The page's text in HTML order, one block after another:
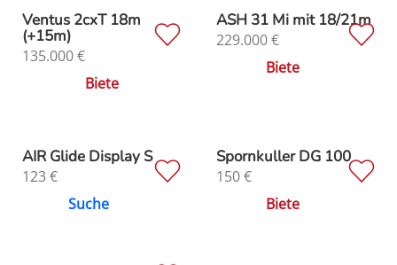
Ventus 2cxT 18m
(+15m)
135.000€
Biete
ASH 31 Mi mit 18/21m
229.000€
Biete
AIR Glide Display S
123 €
Suche
Spornkuller DG 100
150€
Biete